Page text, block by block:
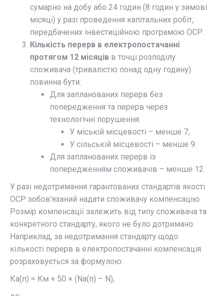
сумарно на добу або 24 годин (8 годин у зимові
місяці) у разі проведення капітальних робіт,
передбачених інвестиційною програмою ОСР.​
Кількість перерв в електропостачанні
протягом 12 місяців в точці розподілу
споживача (тривалістю понад одну годину)
повинна бути:​
Для запланованих перерв без
попередження та перерв через
технологічні порушення:​
У міській місцевості – менше 7;
У сільській місцевості – менше 9.
Для запланованих перерв із
попередженням споживачів – менше 12.​
У разі недотримання гарантованих стандартів якості
ОСР зобов’язаний надати споживачу компенсацію.
Розмір компенсації залежить від типу споживача та
конкретного стандарту, якого не було дотримано.
Наприклад, за недотримання стандарту щодо
кількості перерв в електропостачанні компенсація
розраховується за формулою:​
Ка(п) = Км + 50 × (Nа(п) – N),​